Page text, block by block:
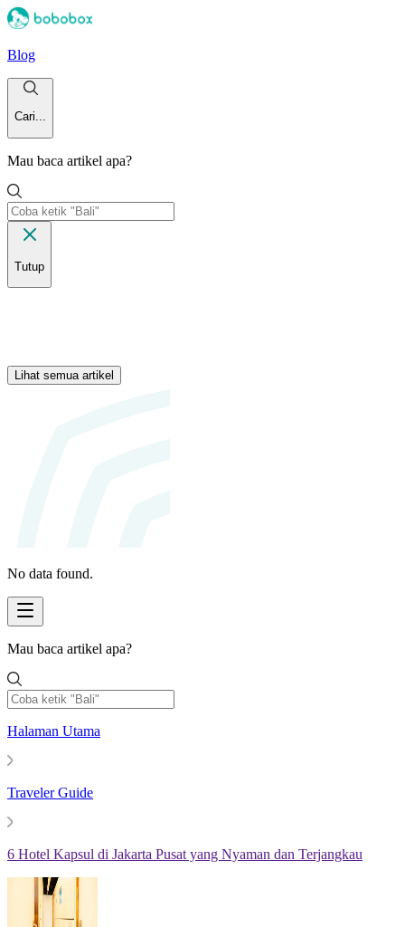
Blog
Cari...
Mau baca artikel apa?
Tutup
Lihat semua artikel
No data found.
Mau baca artikel apa?
Halaman Utama
Traveler Guide
6 Hotel Kapsul di Jakarta Pusat yang Nyaman dan Terjangkau